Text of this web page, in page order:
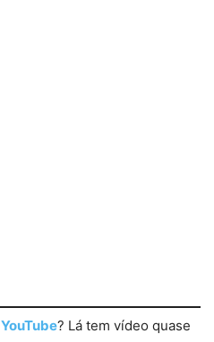
YouTube? Lá tem vídeo quase